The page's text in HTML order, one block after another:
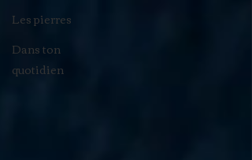
Les pierres
Dans ton
quotidien